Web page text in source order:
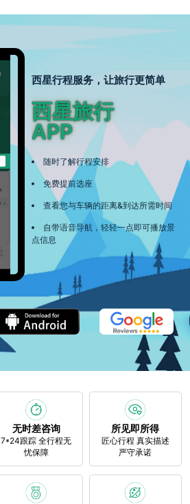
西星行程服务，让旅行更简单
西星旅行
APP
随时了解行程安排
免费提前选座
查看您与车辆的距离&到达所需时间
自带语音导航，轻轻一点即可播放景
点信息
无时差咨询
7*24跟踪 全行程无
忧保障
所见即所得
匠心行程 真实描述
严守承诺